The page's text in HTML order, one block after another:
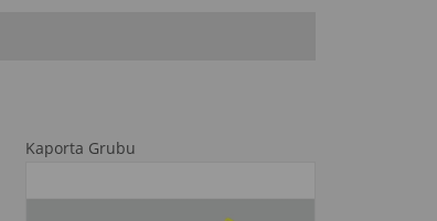
Kaporta Grubu